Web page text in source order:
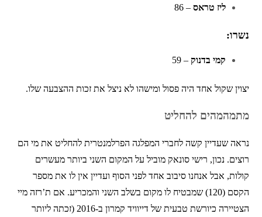
ליז טראס – 86
נשרו:
קמי בדנוק – 59
יצוין שקול אחד היה פסול ומישהו לא ניצל את זכות ההצבעה שלו.
מתמהמהים להחליט
נראה שעדיין קשה לחברי המפלגה הפרלמנטרית להחליט את מי הם
רוצים. נכון, רישי סונאק מוביל על המקום השני ביותר מעשרים
קולות, אבל אנחנו סיבוב אחד לפני הסוף ועדיין אין לו את מספר
הקסם (120) שמבטיח לו מקום בשלב השני והמכריע. אם ת’רזה מיי
הצטיירה כיורשת טבעית של דייוויד קמרון ב-2016 (זכתה ליותר